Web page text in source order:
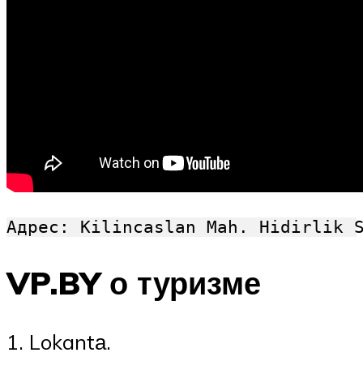
Адрес: Kilincaslan Mah. Hidirlik
VP.BY о туризме
1. Lokantа.